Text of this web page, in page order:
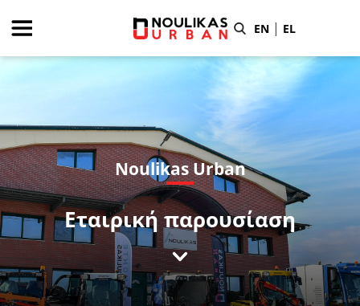
EN | EL
Noulikas Urban
Εταιρική παρουσίαση